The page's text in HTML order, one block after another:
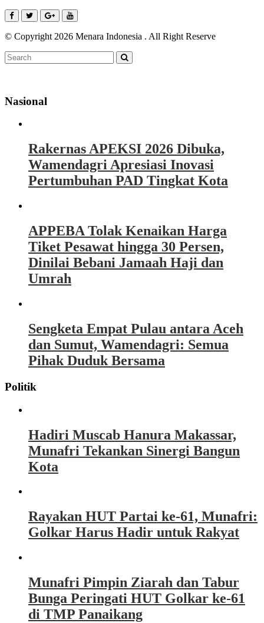
© Copyright 2026 Menara Indonesia . All Right Reserve
Nasional
Rakernas APEKSI 2026 Dibuka,
Wamendagri Apresiasi Inovasi
Pertumbuhan PAD Tingkat Kota
APPEBA Tolak Kenaikan Harga
Tiket Pesawat hingga 30 Persen,
Dinilai Bebani Jamaah Haji dan
Umrah
Sengketa Empat Pulau antara Aceh
dan Sumut, Wamendagri: Semua
Pihak Duduk Bersama
Politik
Hadiri Muscab Hanura Makassar,
Munafri Tekankan Sinergi Bangun
Kota
Rayakan HUT Partai ke-61, Munafri:
Golkar Harus Hadir untuk Rakyat
Munafri Pimpin Ziarah dan Tabur
Bunga Peringati HUT Golkar ke-61
di TMP Panaikang